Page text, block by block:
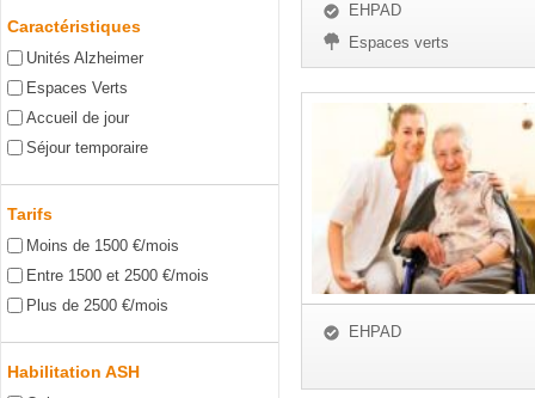
Caractéristiques
Unités Alzheimer
Espaces Verts
Accueil de jour
Séjour temporaire
Tarifs
Moins de 1500 €/mois
Entre 1500 et 2500 €/mois
Plus de 2500 €/mois
Habilitation ASH
EHPAD
Espaces verts
EHPAD